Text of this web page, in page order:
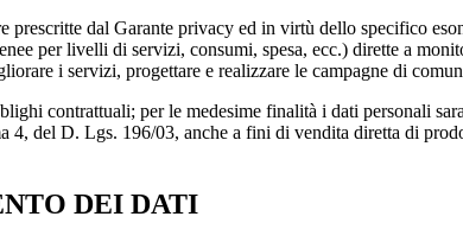
dal Garante privacy ed in virtù dello specifico
per livelli di servizi, consumi, spesa, ecc.) dirette a
i servizi, progettare e realizzare le campagne di
contrattuali; per le medesime finalità i dati personali
4, del D. Lgs. 196/03, anche a fini di vendita diretta di
DEI DATI